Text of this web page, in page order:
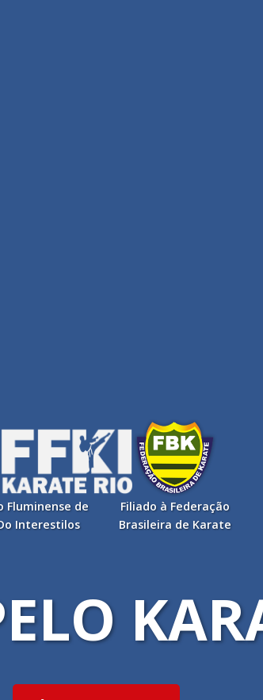
Fluminense de
Interestilos
Filiado à Federação
Brasileira de Karate